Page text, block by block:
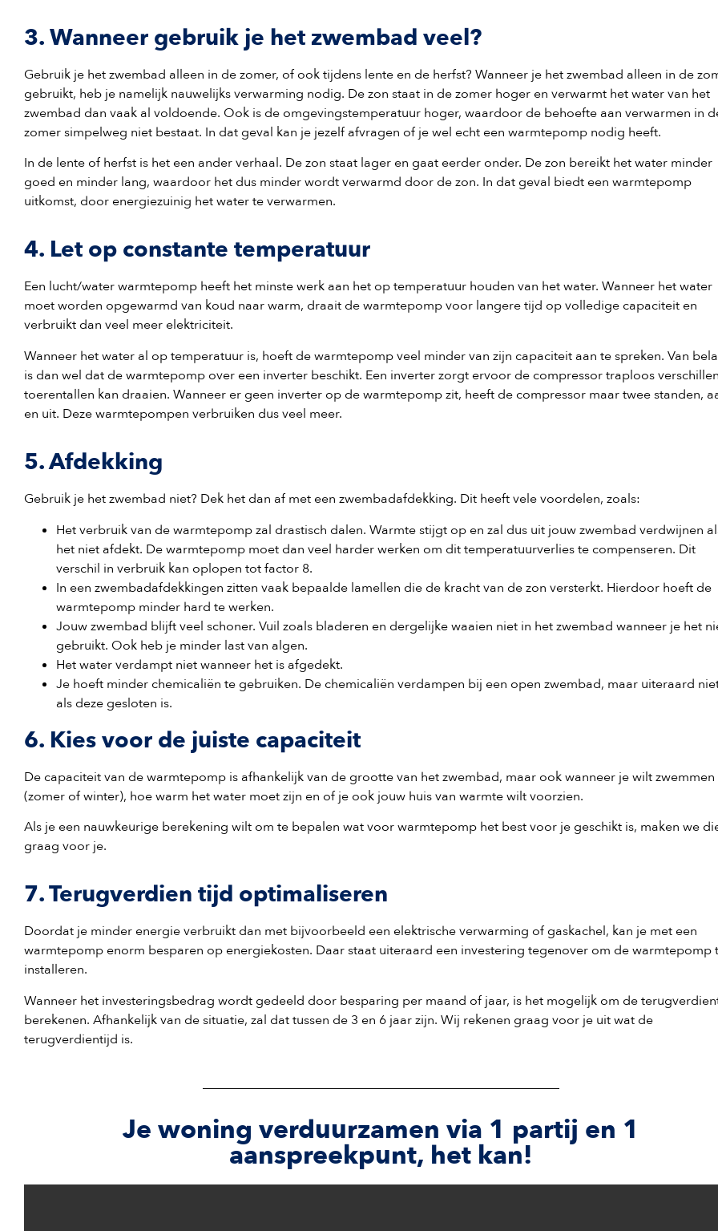
3. Wanneer gebruik je het zwembad veel?
Gebruik je het zwembad alleen in de zomer, of ook tijdens lente en de herfst? Wanneer je het zwembad alleen in de
gebruikt, heb je namelijk nauwelijks verwarming nodig. De zon staat in de zomer hoger en verwarmt het water van het
zwembad dan vaak al voldoende. Ook is de omgevingstemperatuur hoger, waardoor de behoefte aan verwarmen in
zomer simpelweg niet bestaat. In dat geval kan je jezelf afvragen of je wel echt een warmtepomp nodig heeft.
In de lente of herfst is het een ander verhaal. De zon staat lager en gaat eerder onder. De zon bereikt het water minder
goed en minder lang, waardoor het dus minder wordt verwarmd door de zon. In dat geval biedt een warmtepomp
uitkomst, door energiezuinig het water te verwarmen.
4. Let op constante temperatuur
Een lucht/water warmtepomp heeft het minste werk aan het op temperatuur houden van het water. Wanneer het water
moet worden opgewarmd van koud naar warm, draait de warmtepomp voor langere tijd op volledige capaciteit en
verbruikt dan veel meer elektriciteit.
Wanneer het water al op temperatuur is, hoeft de warmtepomp veel minder van zijn capaciteit aan te spreken. Van
is dan wel dat de warmtepomp over een inverter beschikt. Een inverter zorgt ervoor de compressor traploos
toerentallen kan draaien. Wanneer er geen inverter op de warmtepomp zit, heeft de compressor maar twee standen,
en uit. Deze warmtepompen verbruiken dus veel meer.
5. Afdekking
Gebruik je het zwembad niet? Dek het dan af met een zwembadafdekking. Dit heeft vele voordelen, zoals:
Het verbruik van de warmtepomp zal drastisch dalen. Warmte stijgt op en zal dus uit jouw zwembad verdwijnen
het niet afdekt. De warmtepomp moet dan veel harder werken om dit temperatuurverlies te compenseren. Dit
verschil in verbruik kan oplopen tot factor 8.
In een zwembadafdekkingen zitten vaak bepaalde lamellen die de kracht van de zon versterkt. Hierdoor hoeft de
warmtepomp minder hard te werken.
Jouw zwembad blijft veel schoner. Vuil zoals bladeren en dergelijke waaien niet in het zwembad wanneer je het
gebruikt. Ook heb je minder last van algen.
Het water verdampt niet wanneer het is afgedekt.
Je hoeft minder chemicaliën te gebruiken. De chemicaliën verdampen bij een open zwembad, maar uiteraard
als deze gesloten is.
6. Kies voor de juiste capaciteit
De capaciteit van de warmtepomp is afhankelijk van de grootte van het zwembad, maar ook wanneer je wilt zwemmen
(zomer of winter), hoe warm het water moet zijn en of je ook jouw huis van warmte wilt voorzien.
Als je een nauwkeurige berekening wilt om te bepalen wat voor warmtepomp het best voor je geschikt is, maken we
graag voor je.
7. Terugverdien tijd optimaliseren
Doordat je minder energie verbruikt dan met bijvoorbeeld een elektrische verwarming of gaskachel, kan je met een
warmtepomp enorm besparen op energiekosten. Daar staat uiteraard een investering tegenover om de warmtepomp
installeren.
Wanneer het investeringsbedrag wordt gedeeld door besparing per maand of jaar, is het mogelijk om de
berekenen. Afhankelijk van de situatie, zal dat tussen de 3 en 6 jaar zijn. Wij rekenen graag voor je uit wat de
terugverdientijd is.
Je woning verduurzamen via 1 partij en 1
aanspreekpunt, het kan!